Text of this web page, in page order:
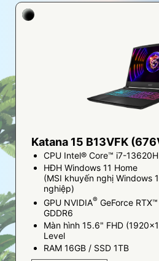
Katana 15 B13VFK
CPU Intel® Core™ i7-13620H
HĐH Windows 11 Home
(MSI khuyến nghị Windows
nghiệp)
GPU NVIDIA® GeForce
GDDR6
Màn hình 15.6" FHD
Level
RAM 16GB / SSD 1TB